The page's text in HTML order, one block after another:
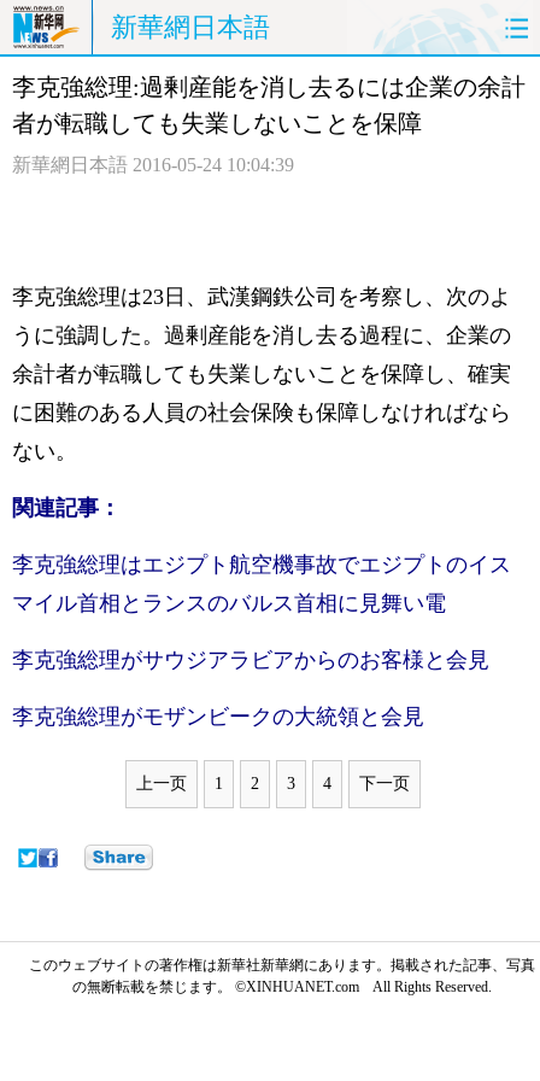
新華網日本語
ホームページ 政治 経済
李克強総理:過剰産能を消し去るには企業の余計
者が転職しても失業しないことを保障
新華網日本語 2016-05-24 10:04:39
李克強総理は23日、武漢鋼鉄公司を考察し、次のよ
うに強調した。過剰産能を消し去る過程に、企業の
余計者が転職しても失業しないことを保障し、確実
に困難のある人員の社会保険も保障しなければなら
ない。
関連記事：
李克強総理はエジプト航空機事故でエジプトのイス
マイル首相とランスのバルス首相に見舞い電
李克強総理がサウジアラビアからのお客様と会見
李克強総理がモザンビークの大統領と会見
上一页 1 2 3 4 下一页
このウェブサイトの著作権は新華社新華網にあります。掲載された記事、写真
の無断転載を禁じます。 ©XINHUANET.com All Rights Reserved.